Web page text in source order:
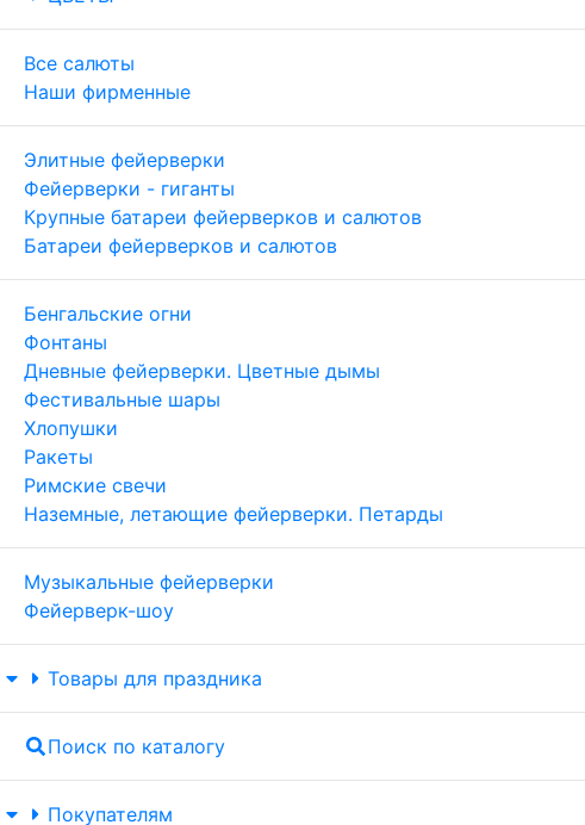
Все салюты
Наши фирменные
Элитные фейерверки
Фейерверки - гиганты
Крупные батареи фейерверков и салютов
Батареи фейерверков и салютов
Бенгальские огни
Фонтаны
Дневные фейерверки. Цветные дымы
Фестивальные шары
Хлопушки
Ракеты
Римские свечи
Наземные, летающие фейерверки. Петарды
Музыкальные фейерверки
Фейерверк-шоу
Товары для праздника
Поиск по каталогу
Покупателям